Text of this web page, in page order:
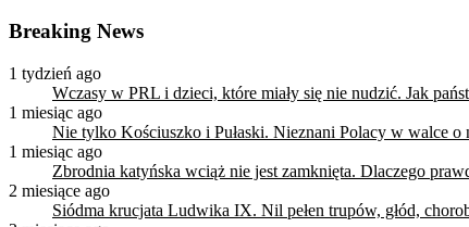
Breaking News
1 tydzień ago
Wczasy w PRL i dzieci, które miały się nie nudzić. Jak
1 miesiąc ago
Nie tylko Kościuszko i Pułaski. Nieznani Polacy w walce o
1 miesiąc ago
Zbrodnia katyńska wciąż nie jest zamknięta. Dlaczego
2 miesiące ago
Siódma krucjata Ludwika IX. Nil pełen trupów, głód,